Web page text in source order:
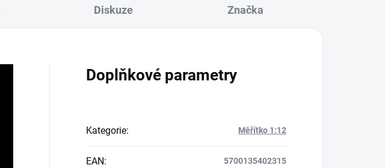
Diskuze Značka
Doplňkové parametry
Kategorie: Měřítko 1:12
EAN: 5700135402315